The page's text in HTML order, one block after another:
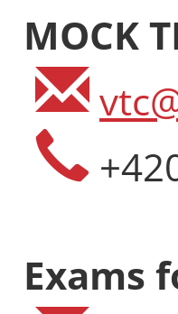
MOCK
Exams